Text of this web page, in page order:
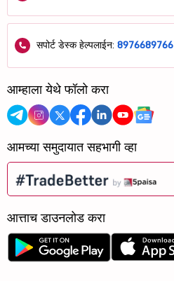
सपोर्ट डेस्क हेल्पलाईन: 8976689766
आम्हाला येथे फॉलो करा
आमच्या समुदायात सहभागी व्हा
आत्ताच डाउनलोड करा